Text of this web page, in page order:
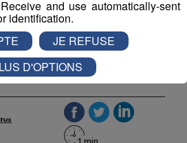
: un chantier pour
réseau électrique
Radio Mont Blanc -
jour le 3 septembre 2020 à 09h54
and use automatically-sent
identification.
JE REFUSE
D'OPTIONS